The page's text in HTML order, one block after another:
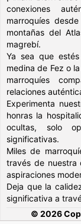
conexiones
marroquíes
montañas del
magrebí.
Ya sea que
medina de Fez o
marroquíes
relaciones
Experimenta
honras la
ocultas, solo
significativas.
Miles de
través de nuestra
aspiraciones
Deja que la
significativa a
© 2026